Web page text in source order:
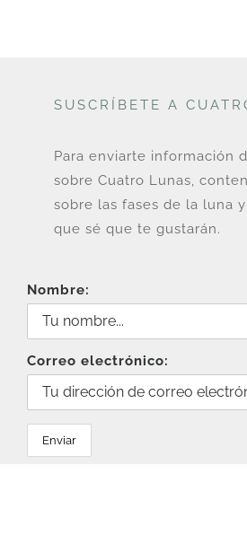
SUSCRÍBETE A
Para enviarte información
sobre Cuatro Lunas,
sobre las fases de la luna
que sé que te gustarán.
Nombre:
Correo electrónico: